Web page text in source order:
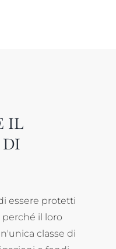
IL
DI
essere protetti
il loro
classe di